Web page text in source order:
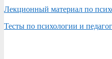
Лекционный материал по
Тесты по психологии и